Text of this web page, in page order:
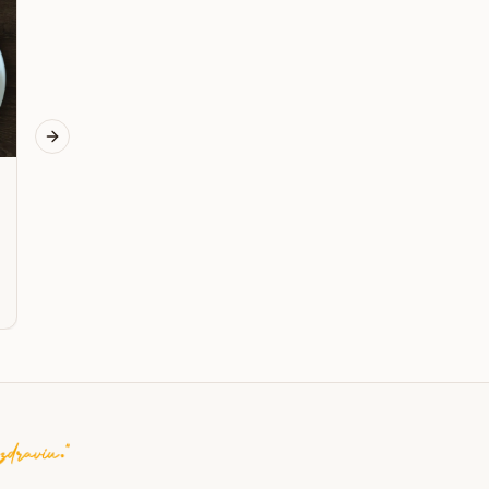
Next slide